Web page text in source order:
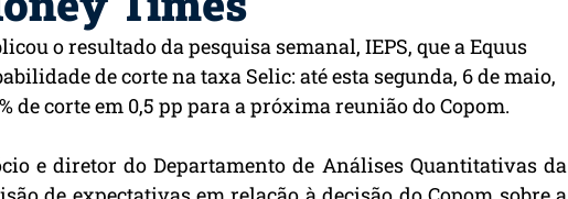
o resultado da pesquisa semanal, IEPS, que a Equus
de corte na taxa Selic: até esta segunda, 6 de maio,
de corte em 0,5 pp para a próxima reunião do Copom.
e diretor do Departamento de Análises Quantitativas da